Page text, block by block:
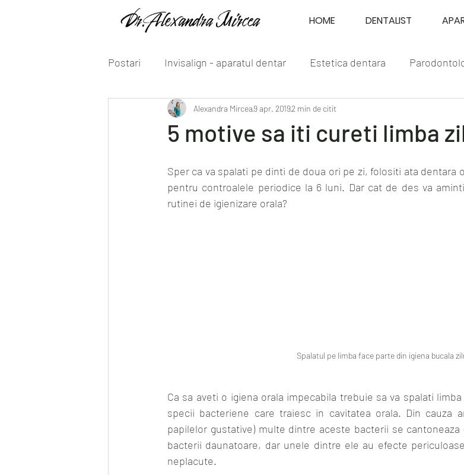
HOME DENTALIST
Postari Invisalign - aparatul dentar Estetica dentara
5 motive sa iti cureti limba
Alexandra Mircea9 apr. 20192 min de citit
Sper ca va spalati pe dinti de doua ori pe zi, folositi ata dentara
pentru controalele periodice la 6 luni. Dar cat de des va
rutinei de igienizare orala?
Spalatul pe limba face parte din igiena bucala
Ca sa aveti o igiena orala impecabila trebuie sa va spalati
specii bacteriene care traiesc in cavitatea orala. Din cauza
papilelor gustative) multe dintre aceste bacterii se
bacterii daunatoare, dar unele dintre ele au efecte
neplacute.